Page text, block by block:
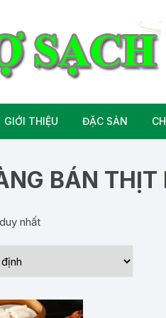
GIỚI THIỆU ĐẶC SẢN
Đặc Sản Miền
Rượu bia đặc sản
BÁN THỊT
nhất